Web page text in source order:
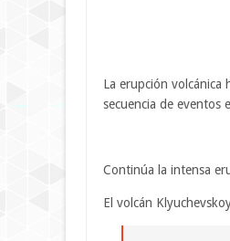
La erupción volcánica
secuencia de eventos
Continúa la intensa
El volcán